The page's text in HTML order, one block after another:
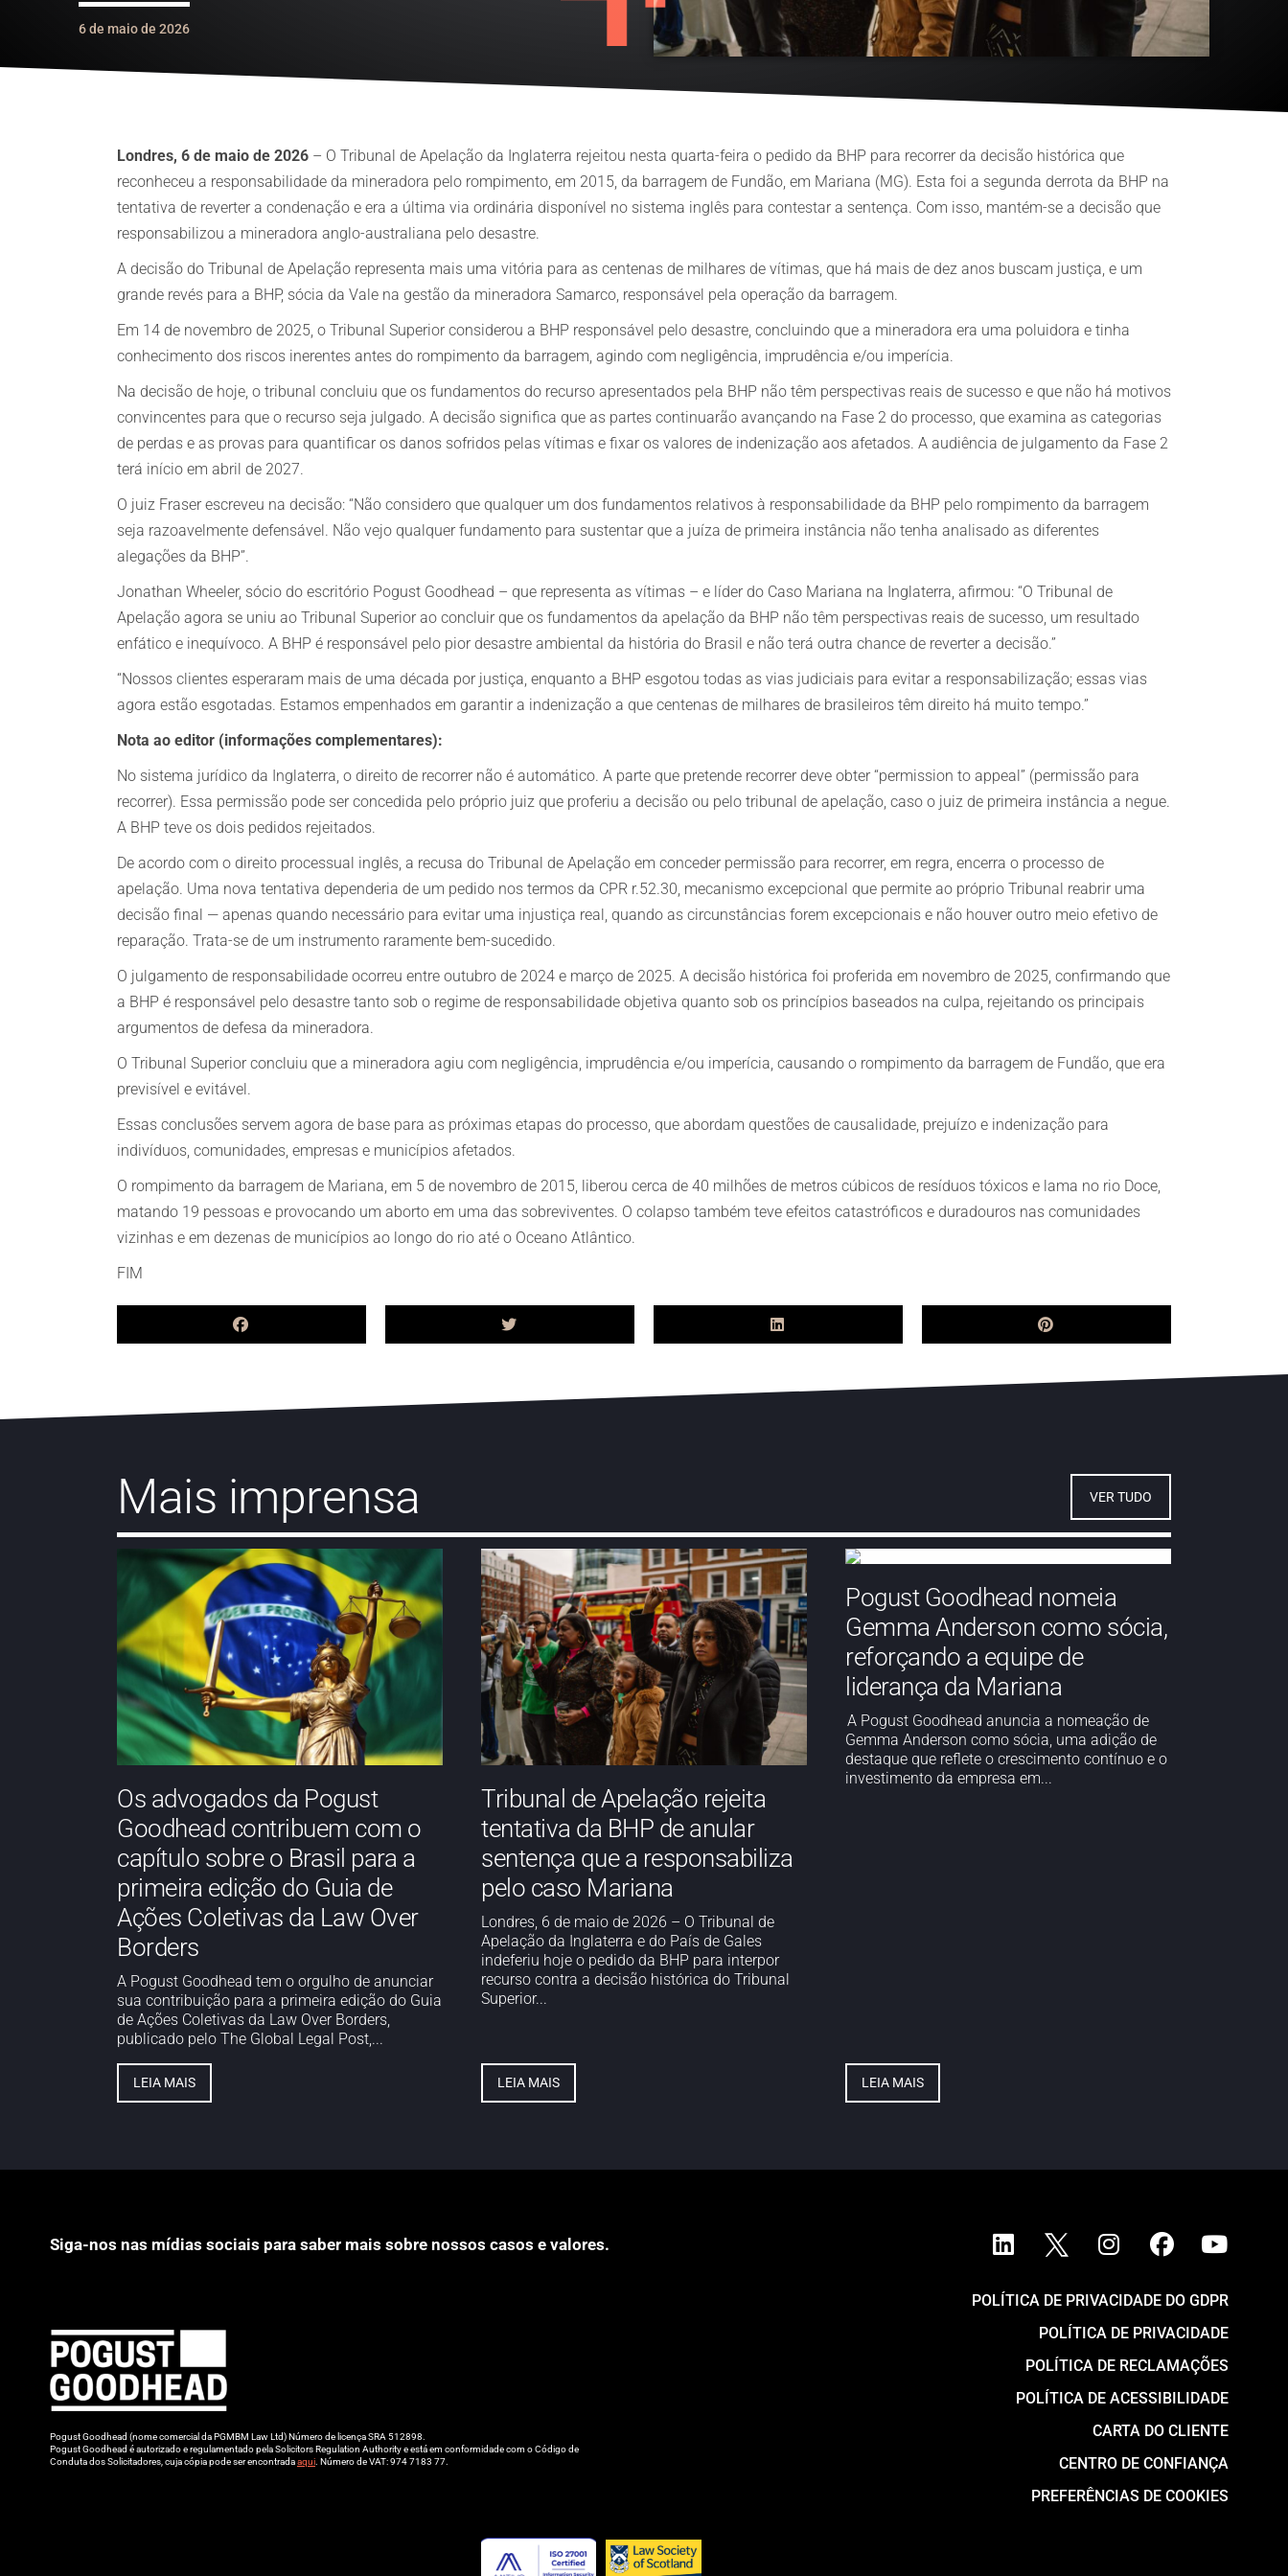
Danos pessoais
Danos pessoais
6 de maio de 2026
Londres, 6 de maio de 2026 – O Tribunal de Apelação da Inglaterra rejeitou nesta quarta-feira o pedido da BHP para recorrer da decisão histórica que
reconheceu a responsabilidade da mineradora pelo rompimento, em 2015, da barragem de Fundão, em Mariana (MG). Esta foi a segunda derrota da BHP na
tentativa de reverter a condenação e era a última via ordinária disponível no sistema inglês para contestar a sentença. Com isso, mantém-se a decisão que
responsabilizou a mineradora anglo-australiana pelo desastre.
A decisão do Tribunal de Apelação representa mais uma vitória para as centenas de milhares de vítimas, que há mais de dez anos buscam justiça, e um
grande revés para a BHP, sócia da Vale na gestão da mineradora Samarco, responsável pela operação da barragem.
Em 14 de novembro de 2025, o Tribunal Superior considerou a BHP responsável pelo desastre, concluindo que a mineradora era uma poluidora e tinha
conhecimento dos riscos inerentes antes do rompimento da barragem, agindo com negligência, imprudência e/ou imperícia.
Na decisão de hoje, o tribunal concluiu que os fundamentos do recurso apresentados pela BHP não têm perspectivas reais de sucesso e que não há motivos
convincentes para que o recurso seja julgado. A decisão significa que as partes continuarão avançando na Fase 2 do processo, que examina as categorias
de perdas e as provas para quantificar os danos sofridos pelas vítimas e fixar os valores de indenização aos afetados. A audiência de julgamento da Fase 2
terá início em abril de 2027.
O juiz Fraser escreveu na decisão: “Não considero que qualquer um dos fundamentos relativos à responsabilidade da BHP pelo rompimento da barragem
seja razoavelmente defensável. Não vejo qualquer fundamento para sustentar que a juíza de primeira instância não tenha analisado as diferentes
alegações da BHP”.
Jonathan Wheeler, sócio do escritório Pogust Goodhead – que representa as vítimas – e líder do Caso Mariana na Inglaterra, afirmou: “O Tribunal de
Apelação agora se uniu ao Tribunal Superior ao concluir que os fundamentos da apelação da BHP não têm perspectivas reais de sucesso, um resultado
enfático e inequívoco. A BHP é responsável pelo pior desastre ambiental da história do Brasil e não terá outra chance de reverter a decisão.”
“Nossos clientes esperaram mais de uma década por justiça, enquanto a BHP esgotou todas as vias judiciais para evitar a responsabilização; essas vias
agora estão esgotadas. Estamos empenhados em garantir a indenização a que centenas de milhares de brasileiros têm direito há muito tempo.”
Nota ao editor (informações complementares):
No sistema jurídico da Inglaterra, o direito de recorrer não é automático. A parte que pretende recorrer deve obter “permission to appeal” (permissão para
recorrer). Essa permissão pode ser concedida pelo próprio juiz que proferiu a decisão ou pelo tribunal de apelação, caso o juiz de primeira instância a negue.
A BHP teve os dois pedidos rejeitados.
De acordo com o direito processual inglês, a recusa do Tribunal de Apelação em conceder permissão para recorrer, em regra, encerra o processo de
apelação. Uma nova tentativa dependeria de um pedido nos termos da CPR r.52.30, mecanismo excepcional que permite ao próprio Tribunal reabrir uma
decisão final — apenas quando necessário para evitar uma injustiça real, quando as circunstâncias forem excepcionais e não houver outro meio efetivo de
reparação. Trata-se de um instrumento raramente bem-sucedido.
O julgamento de responsabilidade ocorreu entre outubro de 2024 e março de 2025. A decisão histórica foi proferida em novembro de 2025, confirmando que
a BHP é responsável pelo desastre tanto sob o regime de responsabilidade objetiva quanto sob os princípios baseados na culpa, rejeitando os principais
argumentos de defesa da mineradora.
O Tribunal Superior concluiu que a mineradora agiu com negligência, imprudência e/ou imperícia, causando o rompimento da barragem de Fundão, que era
previsível e evitável.
Essas conclusões servem agora de base para as próximas etapas do processo, que abordam questões de causalidade, prejuízo e indenização para
indivíduos, comunidades, empresas e municípios afetados.
O rompimento da barragem de Mariana, em 5 de novembro de 2015, liberou cerca de 40 milhões de metros cúbicos de resíduos tóxicos e lama no rio Doce,
matando 19 pessoas e provocando um aborto em uma das sobreviventes. O colapso também teve efeitos catastróficos e duradouros nas comunidades
vizinhas e em dezenas de municípios ao longo do rio até o Oceano Atlântico.
FIM
Mais imprensa VER TUDO
Os advogados da Pogust
Goodhead contribuem com o
capítulo sobre o Brasil para a
primeira edição do Guia de
Ações Coletivas da Law Over
Borders
A Pogust Goodhead tem o orgulho de anunciar
sua contribuição para a primeira edição do Guia
de Ações Coletivas da Law Over Borders,
publicado pelo The Global Legal Post,...
LEIA MAIS
Tribunal de Apelação rejeita
tentativa da BHP de anular
sentença que a responsabiliza
pelo caso Mariana
Londres, 6 de maio de 2026 – O Tribunal de
Apelação da Inglaterra e do País de Gales
indeferiu hoje o pedido da BHP para interpor
recurso contra a decisão histórica do Tribunal
Superior...
LEIA MAIS
Pogust Goodhead nomeia
Gemma Anderson como sócia,
reforçando a equipe de
liderança da Mariana
A Pogust Goodhead anuncia a nomeação de
Gemma Anderson como sócia, uma adição de
destaque que reflete o crescimento contínuo e o
investimento da empresa em...
LEIA MAIS
Siga-nos nas mídias sociais para saber mais sobre nossos casos e valores.
Pogust Goodhead (nome comercial da PGMBM Law Ltd) Número de licença SRA 512898.
Pogust Goodhead é autorizado e regulamentado pela Solicitors Regulation Authority e está em conformidade com o Código de
Conduta dos Solicitadores, cuja cópia pode ser encontradaaqui . Número de VAT: 974 7183 77.
POLÍTICA DE PRIVACIDADE DO GDPR
POLÍTICA DE PRIVACIDADE
POLÍTICA DE RECLAMAÇÕES
POLÍTICA DE ACESSIBILIDADE
CARTA DO CLIENTE
CENTRO DE CONFIANÇA
PREFERÊNCIAS DE COOKIES